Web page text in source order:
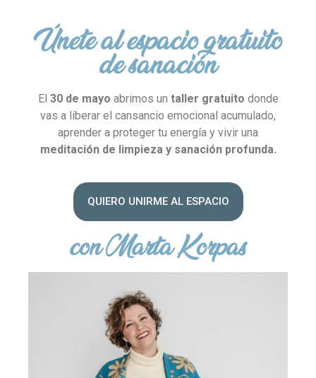
Únete al espacio gratuito
de sanación
El 30 de mayo abrimos un taller gratuito donde
vas a liberar el cansancio emocional acumulado,
aprender a proteger tu energía y vivir una
meditación de limpieza y sanación profunda.
QUIERO UNIRME AL ESPACIO
con Marta Korpas